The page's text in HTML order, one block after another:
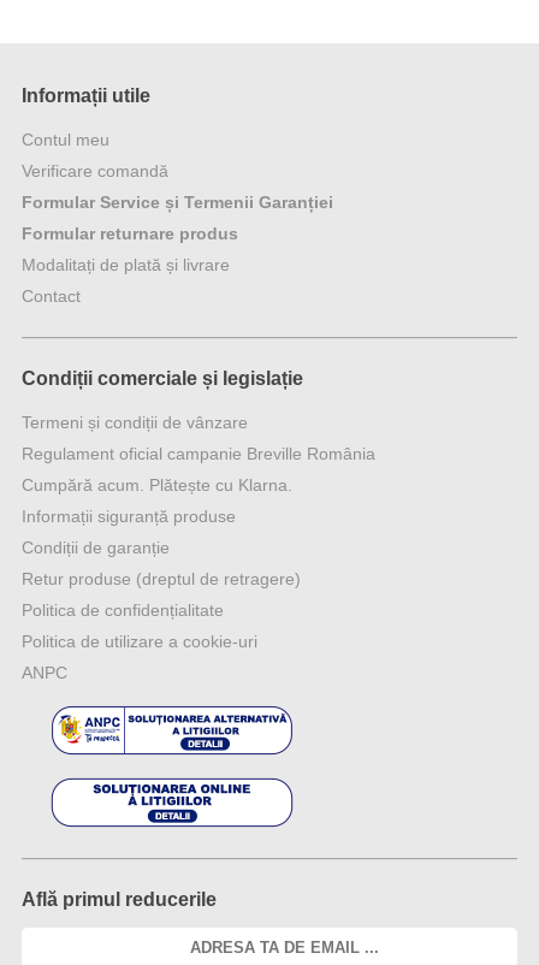
Informații utile
Contul meu
Verificare comandă
Formular Service și Termenii Garanției
Formular returnare produs
Modalitați de plată și livrare
Contact
Condiții comerciale și legislație
Termeni și condiții de vânzare
Regulament oficial campanie Breville România
Cumpără acum. Plătește cu Klarna.
Informații siguranță produse
Condiții de garanție
Retur produse (dreptul de retragere)
Politica de confidențialitate
Politica de utilizare a cookie-uri
ANPC
Află primul reducerile